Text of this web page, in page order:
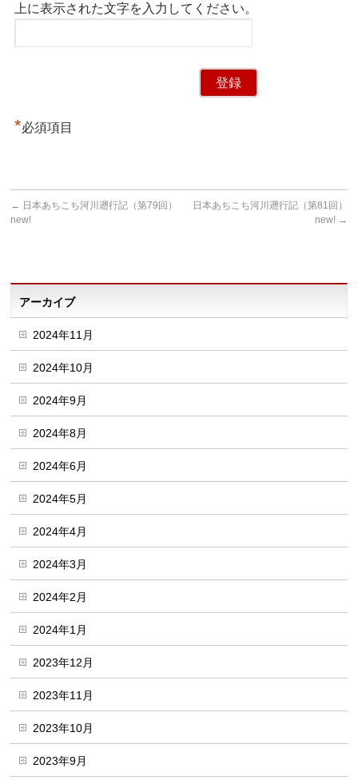
上に表示された文字を入力してください。
*必須項目
← 日本あちこち河川遡行記（第79回）
new!
日本あちこち河川遡行記（第81回）
new! →
アーカイブ
2024年11月
2024年10月
2024年9月
2024年8月
2024年6月
2024年5月
2024年4月
2024年3月
2024年2月
2024年1月
2023年12月
2023年11月
2023年10月
2023年9月